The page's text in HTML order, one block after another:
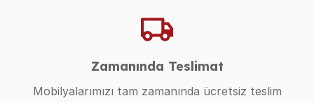
Zamanında Teslimat
Mobilyalarımızı tam zamanında ücretsiz teslim